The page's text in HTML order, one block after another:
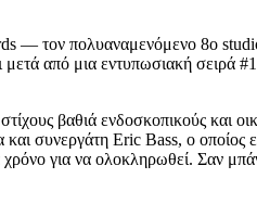
πολυαναμενόμενο 8ο studio
μετά από μια εντυπωσιακή
βαθιά ενδοσκοπικούς και
συνεργάτη Eric Bass, ο
για να ολοκληρωθεί. Σαν